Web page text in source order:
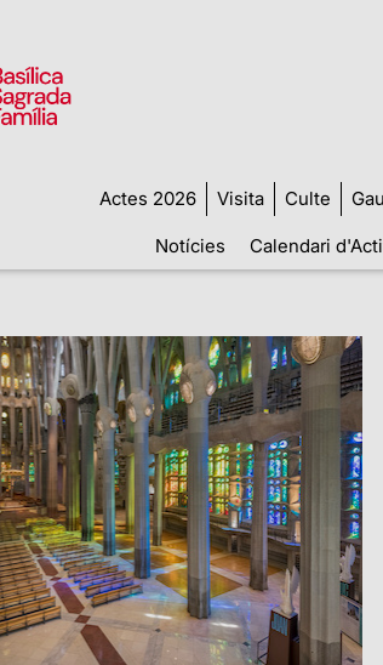
Actes 2026 Visita Culte
Notícies
Calendari